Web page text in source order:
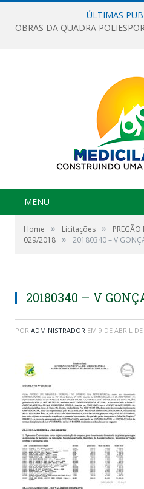
ÚLTIMAS
MENU
Home » Licitações »
PREGÃO
029/2018 » 20180340 – V
20180340 – V
POR ADMINISTRADOR EM 9 DE ABRIL